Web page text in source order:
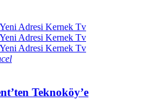
Adresi Kernek Tv
Adresi Kernek Tv
Adresi Kernek Tv
Teknoköy’e